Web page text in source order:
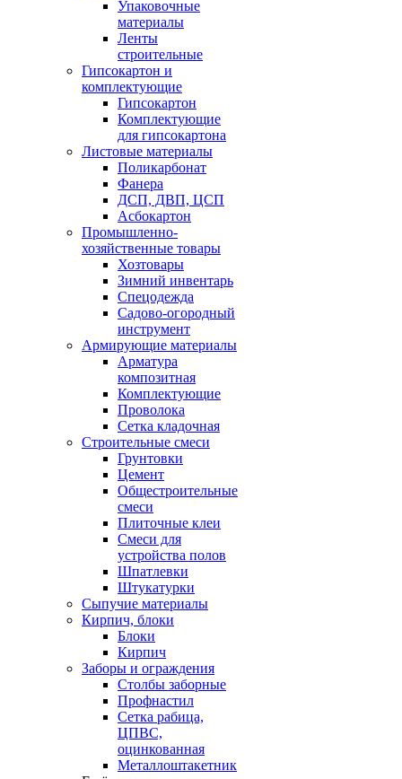
Упаковочные
материалы
Ленты
строительные
Гипсокартон и
комплектующие
Гипсокартон
Комплектующие
для гипсокартона
Листовые материалы
Поликарбонат
Фанера
ДСП, ДВП, ЦСП
Асбокартон
Промышленно-
хозяйственные товары
Хозтовары
Зимний инвентарь
Спецодежда
Садово-огородный
инструмент
Армирующие материалы
Арматура
композитная
Комплектующие
Проволока
Сетка кладочная
Строительные смеси
Грунтовки
Цемент
Общестроительные
смеси
Плиточные клеи
Смеси для
устройства полов
Шпатлевки
Штукатурки
Сыпучие материалы
Кирпич, блоки
Блоки
Кирпич
Заборы и ограждения
Столбы заборные
Профнастил
Сетка рабица,
ЦПВС,
оцинкованная
Металлоштакетник